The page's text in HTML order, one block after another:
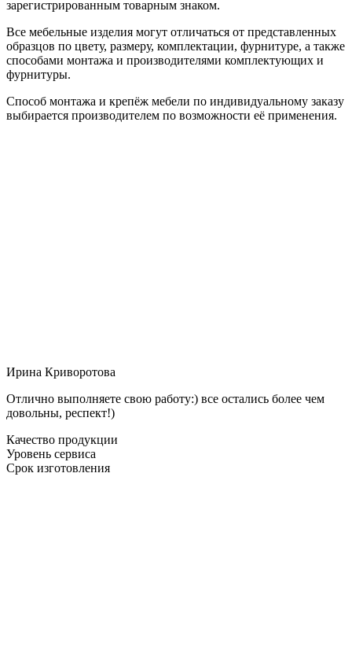
зарегистрированным товарным знаком.
Все мебельные изделия могут отличаться от представленных
образцов по цвету, размеру, комплектации, фурнитуре, а также
способами монтажа и производителями комплектующих и
фурнитуры.
Способ монтажа и крепёж мебели по индивидуальному заказу
выбирается производителем по возможности её применения.
Ирина Криворотова
Отлично выполняете свою работу:) все остались более чем
довольны, респект!)
Качество продукции
Уровень сервиса
Срок изготовления